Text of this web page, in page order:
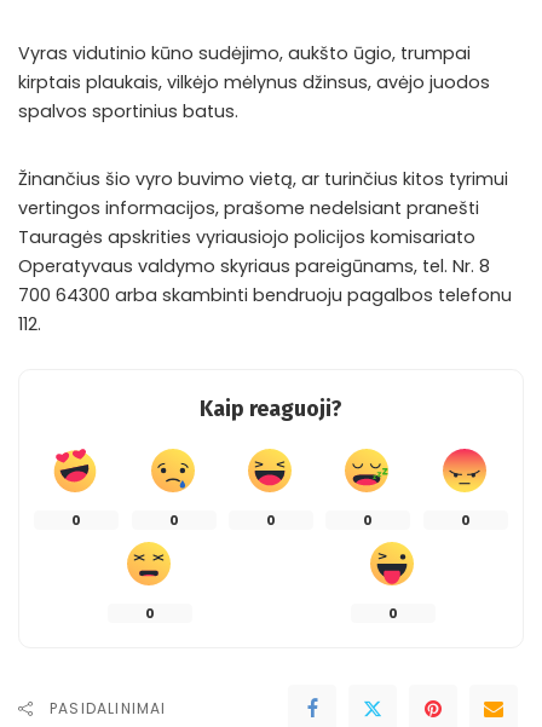
Vyras vidutinio kūno sudėjimo, aukšto ūgio, trumpai
kirptais plaukais, vilkėjo mėlynus džinsus, avėjo juodos
spalvos sportinius batus.
Žinančius šio vyro buvimo vietą, ar turinčius kitos tyrimui
vertingos informacijos, prašome nedelsiant pranešti
Tauragės apskrities vyriausiojo policijos komisariato
Operatyvaus valdymo skyriaus pareigūnams, tel. Nr. 8
700 64300 arba skambinti bendruoju pagalbos telefonu
112.
Kaip reaguoji?
0 0 0 0 0
0 0
PASIDALINIMAI